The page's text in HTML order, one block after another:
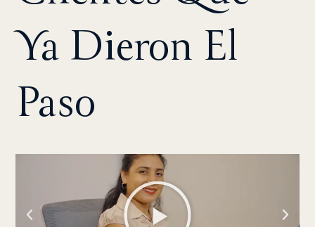
Ya Dieron El
Paso